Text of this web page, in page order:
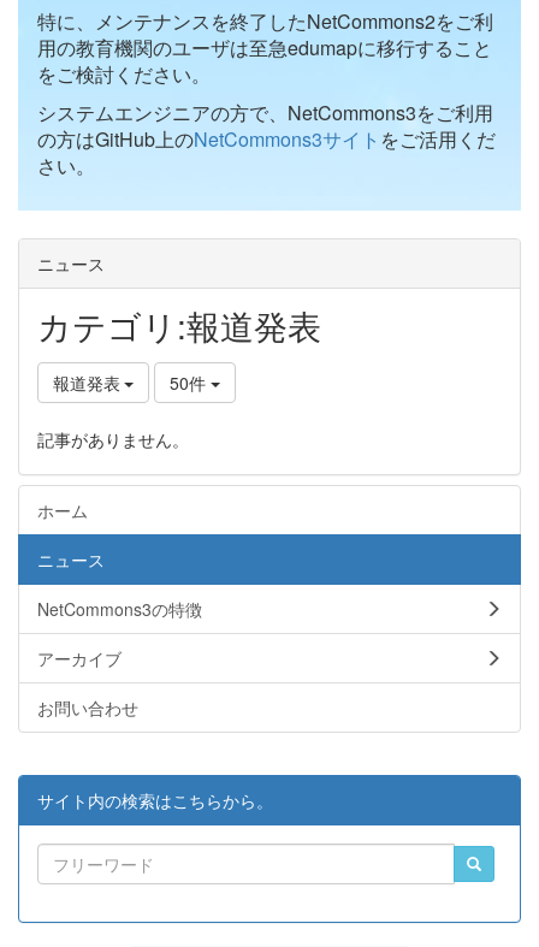
特に、メンテナンスを終了したNetCommons2をご利
用の教育機関のユーザは至急edumapに移行すること
をご検討ください。
システムエンジニアの方で、NetCommons3をご利用
の方はGitHub上のNetCommons3サイト をご活用くだ
さい。
ニュース
カテゴリ:報道発表
報道発表 50件
記事がありません。
ホーム
ニュース
NetCommons3の特徴
アーカイブ
お問い合わせ
サイト内の検索はこちらから。